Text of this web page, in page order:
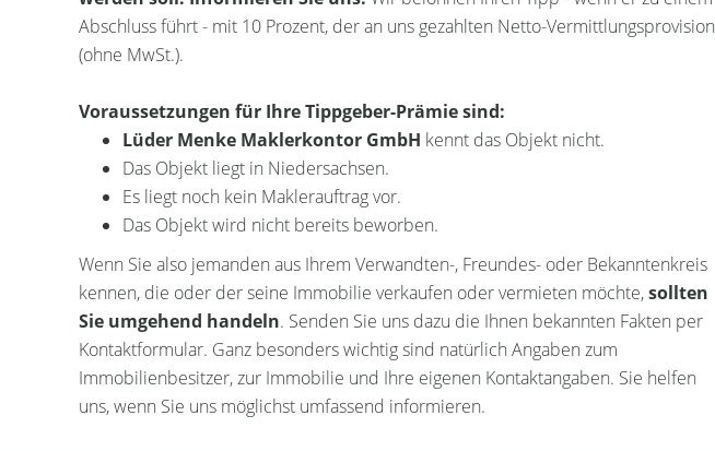
Abschluss führt - mit 10 Prozent, der an uns gezahlten Netto-Vermittlungsprovision
(ohne MwSt.).
Voraussetzungen für Ihre Tippgeber-Prämie sind:
Lüder Menke Maklerkontor GmbH kennt das Objekt nicht.
Das Objekt liegt in Niedersachsen.
Es liegt noch kein Maklerauftrag vor.
Das Objekt wird nicht bereits beworben.
Wenn Sie also jemanden aus Ihrem Verwandten-, Freundes- oder Bekanntenkreis
kennen, die oder der seine Immobilie verkaufen oder vermieten möchte,sollten
Sie umgehend handeln. Senden Sie uns dazu die Ihnen bekannten Fakten per
Kontaktformular. Ganz besonders wichtig sind natürlich Angaben zum
Immobilienbesitzer, zur Immobilie und Ihre eigenen Kontaktangaben. Sie helfen
uns, wenn Sie uns möglichst umfassend informieren.